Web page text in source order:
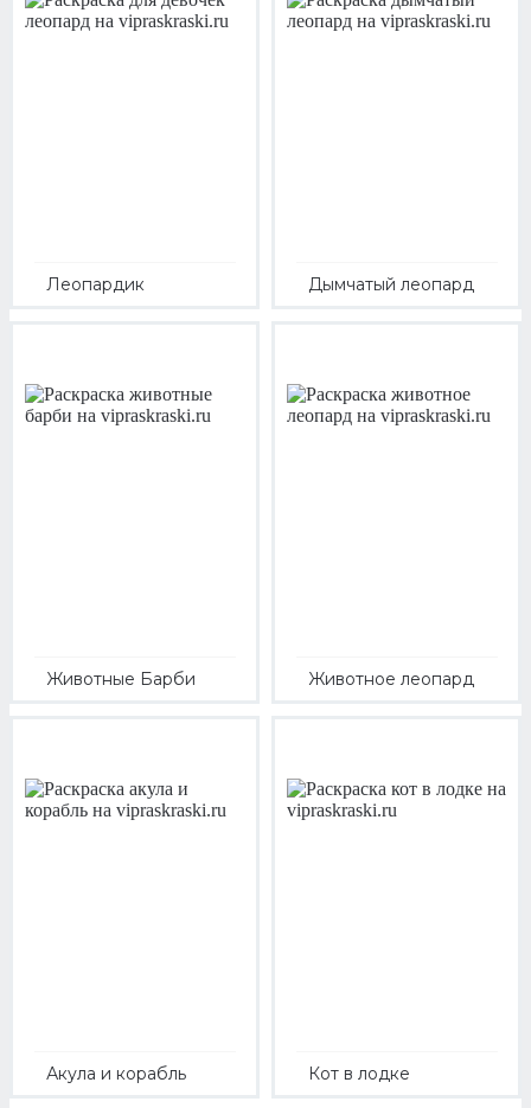
Леопардик Дымчатый леопард
Животные Барби Животное леопард
Акула и корабль Кот в лодке